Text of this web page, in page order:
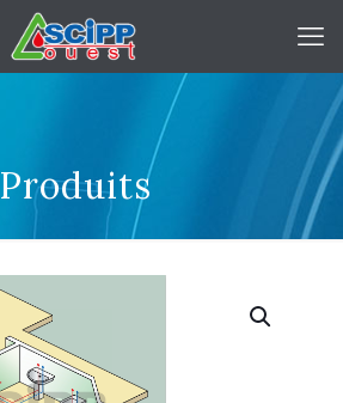
Produits